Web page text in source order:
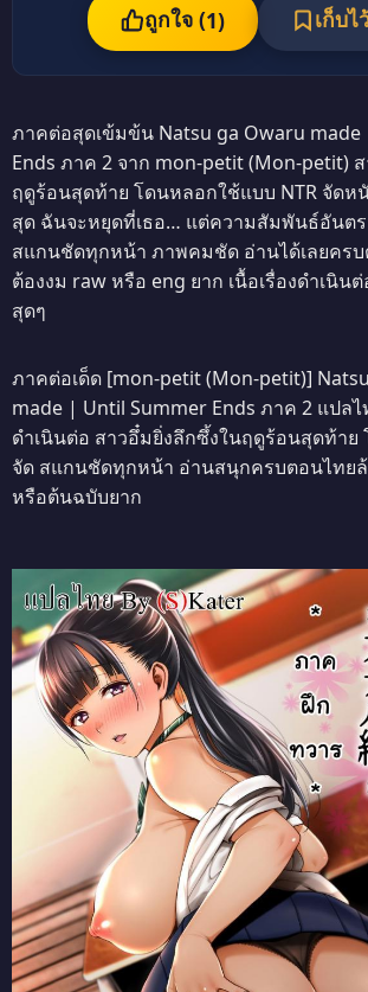
ถูกใจ (1) เก็บ
ภาคต่อสุดเข้มข้น Natsu ga Owaru
Ends ภาค 2 จาก mon-petit (Mon-petit)
ฤดูร้อนสุดท้าย โดนหลอกใช้แบบ NTR จัดห
สุด ฉันจะหยุดที่เธอ… แต่ความสัมพันธ์อันตร
สแกนชัดทุกหน้า ภาพคมชัด อ่านได้เลยคร
ต้องงม raw หรือ eng ยาก เนื้อเรื่องดำเนิน
สุดๆ
ภาคต่อเด็ด [mon-petit (Mon-petit)]
made | Until Summer Ends ภาค 2 แปลไ
ดำเนินต่อ สาวอึ๋มยิ่งลึกซึ้งในฤดูร้อนสุดท้า
จัด สแกนชัดทุกหน้า อ่านสนุกครบตอนไทย
หรือต้นฉบับยาก